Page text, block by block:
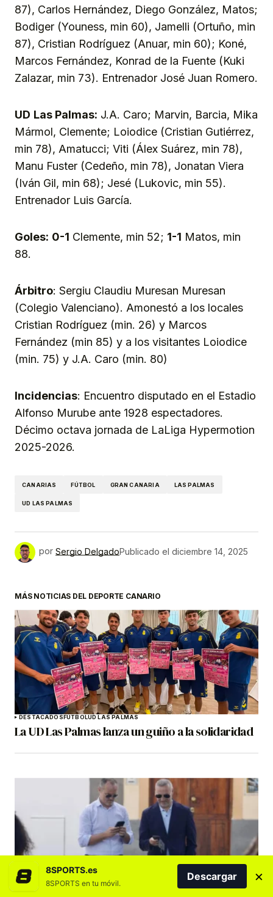
87), Carlos Hernández, Diego González, Matos;
Bodiger (Youness, min 60), Jamelli (Ortuño, min
87), Cristian Rodríguez (Anuar, min 60); Koné,
Marcos Fernández, Konrad de la Fuente (Kuki
Zalazar, min 73). Entrenador José Juan Romero.
UD Las Palmas: J.A. Caro; Marvin, Barcia, Mika
Mármol, Clemente; Loiodice (Cristian Gutiérrez,
min 78), Amatucci; Viti (Álex Suárez, min 78),
Manu Fuster (Cedeño, min 78), Jonatan Viera
(Iván Gil, min 68); Jesé (Lukovic, min 55).
Entrenador Luis García.
Goles: 0-1 Clemente, min 52; 1-1 Matos, min
88.
Árbitro: Sergiu Claudiu Muresan Muresan
(Colegio Valenciano). Amonestó a los locales
Cristian Rodríguez (min. 26) y Marcos
Fernández (min 85) y a los visitantes Loiodice
(min. 75) y J.A. Caro (min. 80)
Incidencias: Encuentro disputado en el Estadio
Alfonso Murube ante 1928 espectadores.
Décimo octava jornada de LaLiga Hypermotion
2025-2026.
CANARIAS FÚTBOL GRAN CANARIA LAS PALMAS
UD LAS PALMAS
por Sergio DelgadoPublicado el diciembre 14, 2025
MÁS NOTICIAS DEL DEPORTE CANARIO
DESTACADOSFÚTBOLUD LAS PALMAS
La UD Las Palmas lanza un guiño a la solidaridad
DESTACADOSFÚTBOLPORTADAUD LAS PALMAS
8SPORTS.es
8SPORTS en tu móvil.
Descargar ×